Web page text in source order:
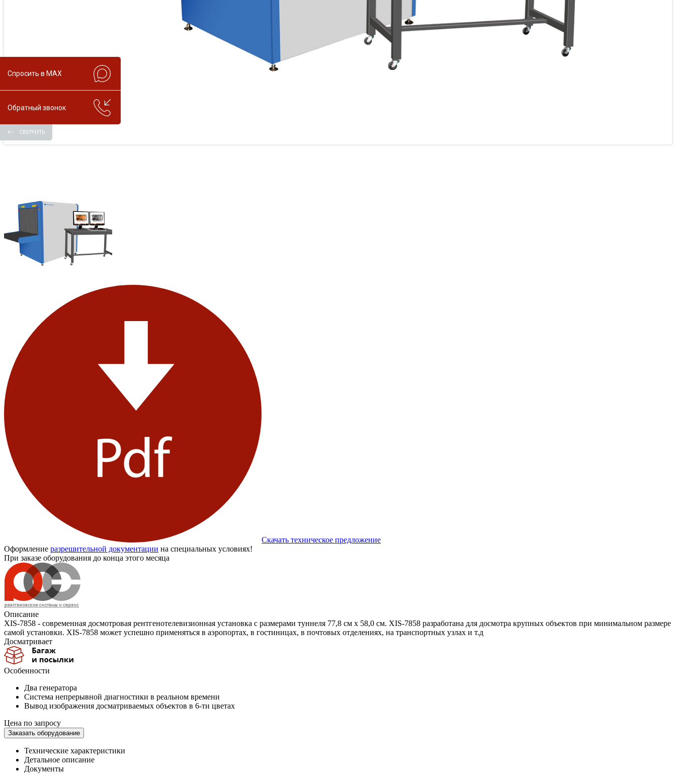
Скачать техническое предложение
Оформление разрешительной документации на специальных условиях!
При заказе оборудования до конца этого месяца
Описание
XIS-7858 - современная досмотровая рентгенотелевизионная установка с размерами туннеля 77,8 см х 58,0 см. XIS-7858 разработана для досмотра крупных объектов при минимальном размере
самой установки. XIS-7858 может успешно применяться в аэропортах, в гостиницах, в почтовых отделениях, на транспортных узлах и т.д
Досматривает
Особенности
Два генератора
Система непрерывной диагностики в реальном времени
Вывод изображения досматриваемых объектов в 6-ти цветах
Цена по запросу
Заказать оборудование
Технические характеристики
Детальное описание
Документы
Спросить в MAX
Обратный звонок
СВЕРНУТЬ